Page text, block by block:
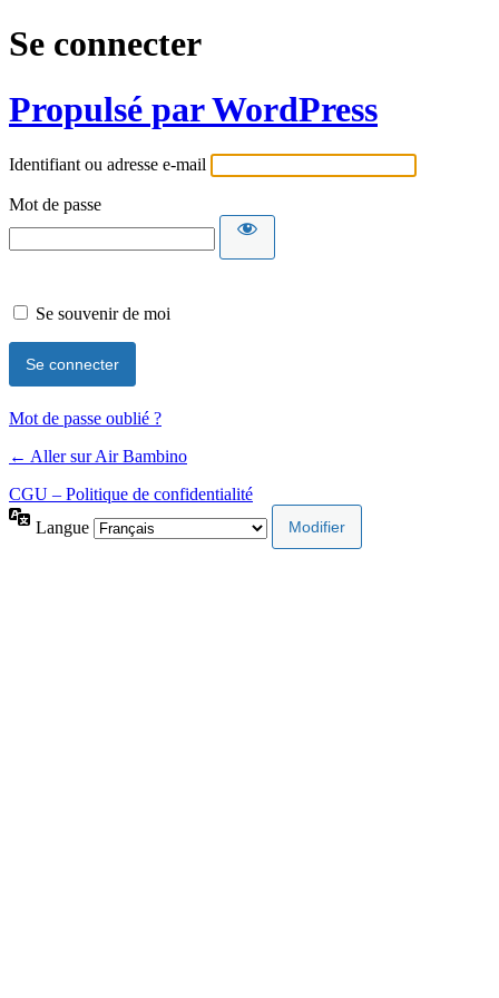
Se connecter
Propulsé par WordPress
Identifiant ou adresse e-mail
Mot de passe
Se souvenir de moi
Mot de passe oublié ?
← Aller sur Air Bambino
CGU – Politique de confidentialité
Langue